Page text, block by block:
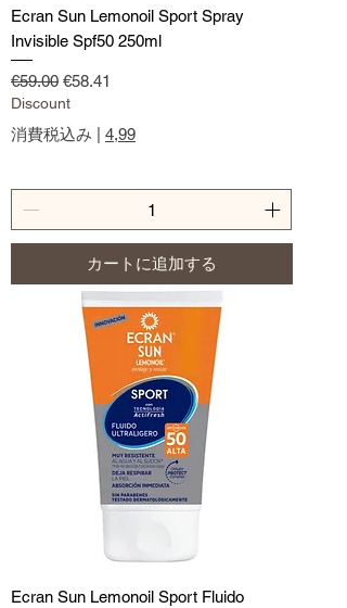
Ecran Sun Lemonoil Sport Spray
Invisible Spf50 250ml
通常価格
€59.00 セール価格
€58.41
Discount
消費税込み 4,99
カートに追加する
Ecran Sun Lemonoil Sport Fluido